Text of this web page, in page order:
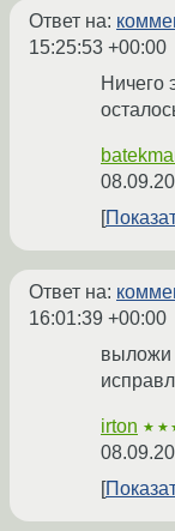
Ответ на:
15:25:53 +00:00
Ничего
Ответ на:
16:01:39 +00:00
выложи
irton